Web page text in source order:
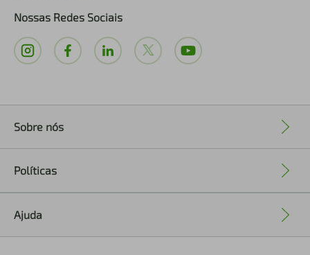
Nossas Redes Sociais
Sobre nós
Políticas
Ajuda